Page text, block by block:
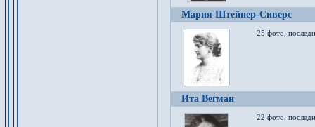
Мария Штейнер-Сиверс
25 фото,
Ита Вегман
22 фото,